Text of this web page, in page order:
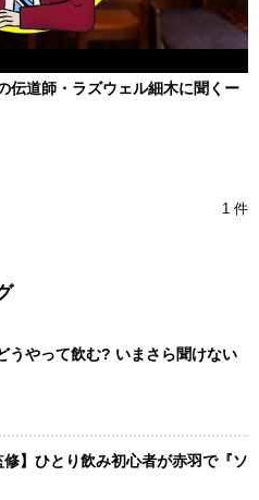
伝道師・ラズウェル細木に聞くー
1 件
うやって飲む? いまさら聞けない
修】ひとり飲み初心者が赤羽で『ソ